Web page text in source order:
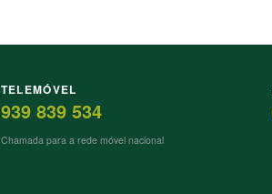
TELEMÓVEL
939 839 534
Chamada para a rede móvel nacional